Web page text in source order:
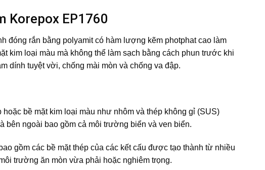
Korepox EP1760
đóng rắn bằng polyamit có hàm lượng kẽm photphat cao làm
kim loại màu mà không thể làm sạch bằng cách phun trước khi
dính tuyệt vời, chống mài mòn và chống va đập.
bề mặt kim loại màu như nhôm và thép không gỉ (SUS)
bên ngoài bao gồm cả môi trường biển và ven biển.
gồm các bề mặt thép của các kết cấu được tạo thành từ nhiều
trường ăn mòn vừa phải hoặc nghiêm trọng.